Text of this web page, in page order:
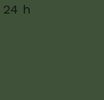
h